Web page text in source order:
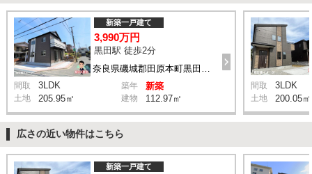
新築一戸建て
3,990万円
黒田駅 徒歩2分
間取 3LDK 築年 新築
土地 205.95㎡ 建物 112.97㎡
間取 3LDK
土地 200.05㎡
広さの近い物件はこちら
新築一戸建て